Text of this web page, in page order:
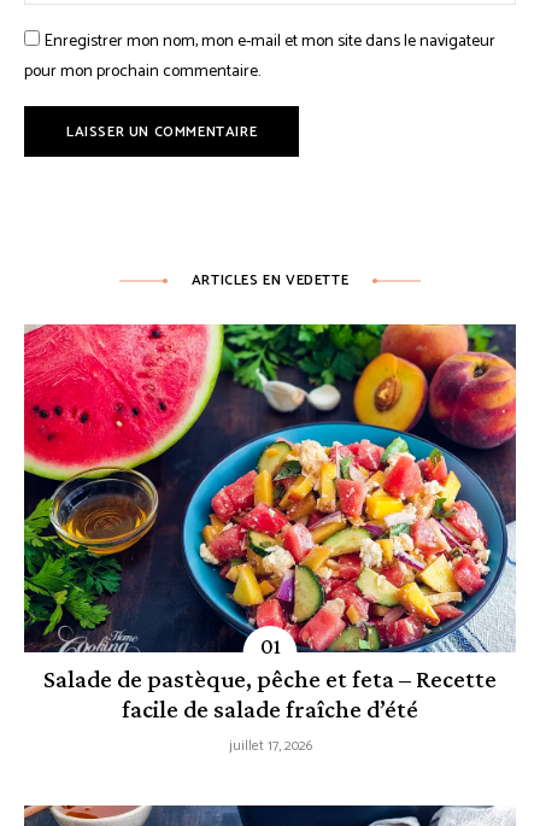
Enregistrer mon nom, mon e-mail et mon site dans le navigateur
pour mon prochain commentaire.
ARTICLES EN VEDETTE
Salade de pastèque, pêche et feta – Recette
facile de salade fraîche d’été
juillet 17, 2026